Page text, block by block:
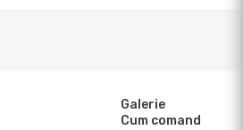
Galerie
Cum comand